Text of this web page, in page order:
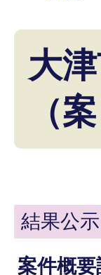
大
（案
結果公示
案件概要